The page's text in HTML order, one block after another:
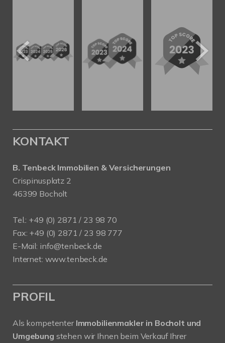
KONTAKT
B. Tenbeck Immobilien & Versicherungen
Crispinusplatz 2
46399 Bocholt
Tel.: +49 (0) 2871 / 23 98 70
Fax: +49 (0) 2871 / 23 98 777
E-Mail: info@tenbeck.de
Internet: www.tenbeck.de
PROFIL
Als kompetenter Immobilienmakler in Bocholt und
Umgebung stehen wir Ihnen beim Verkauf Ihrer